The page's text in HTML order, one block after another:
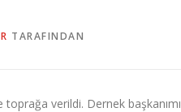
TARAFINDAN
toprağa verildi. Dernek